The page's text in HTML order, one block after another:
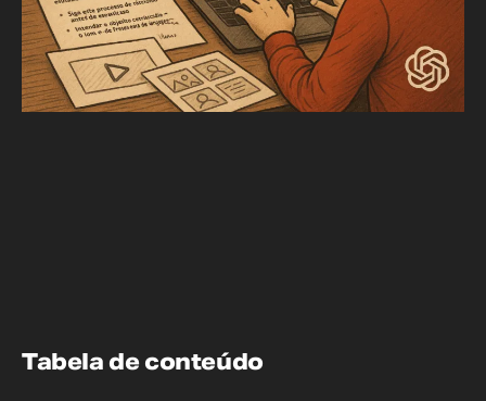
Tabela de conteúdo